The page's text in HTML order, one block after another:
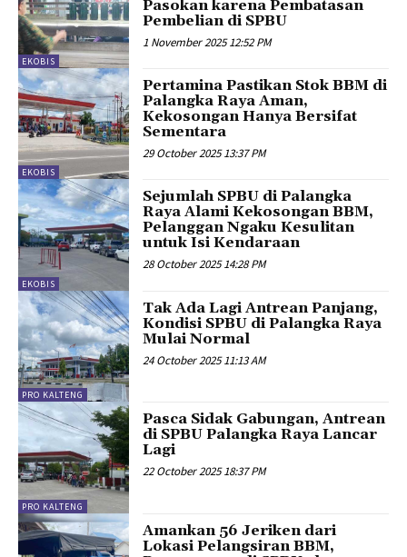
EKOBIS
Pasokan karena Pembatasan
Pembelian di SPBU
1 November 2025 12:52 PM
EKOBIS
Pertamina Pastikan Stok BBM di
Palangka Raya Aman,
Kekosongan Hanya Bersifat
Sementara
29 October 2025 13:37 PM
EKOBIS
Sejumlah SPBU di Palangka
Raya Alami Kekosongan BBM,
Pelanggan Ngaku Kesulitan
untuk Isi Kendaraan
28 October 2025 14:28 PM
PRO KALTENG
Tak Ada Lagi Antrean Panjang,
Kondisi SPBU di Palangka Raya
Mulai Normal
24 October 2025 11:13 AM
PRO KALTENG
Pasca Sidak Gabungan, Antrean
di SPBU Palangka Raya Lancar
Lagi
22 October 2025 18:37 PM
Amankan 56 Jeriken dari
Lokasi Pelangsiran BBM,